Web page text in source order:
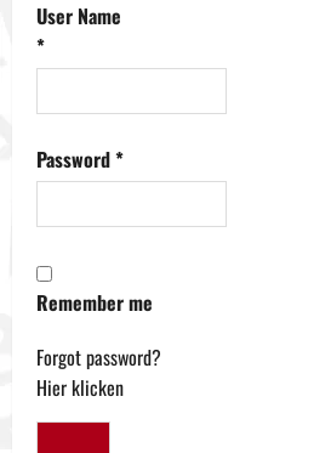
User Name
*
Password*
Remember me
Forgot password?
Hier klicken